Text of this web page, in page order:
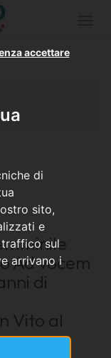
di
sito,
e
traffico sul
arrivano i
accettare
Ad vocem
di
Vito al